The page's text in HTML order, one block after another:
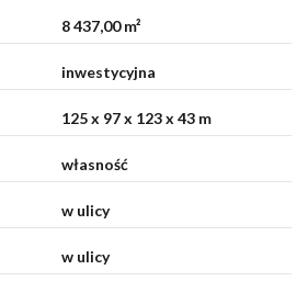
8 437,00 m²
inwestycyjna
125 x 97 x 123 x 43 m
własność
w ulicy
w ulicy